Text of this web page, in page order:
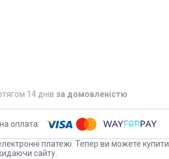
14 днів за домовленістю
платежі. Тепер ви можете купити
сайту.